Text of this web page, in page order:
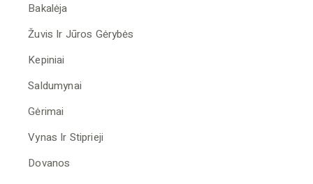
Bakalėja
Žuvis Ir Jūros Gėrybės
Kepiniai
Saldumynai
Gėrimai
Vynas Ir Stiprieji
Dovanos